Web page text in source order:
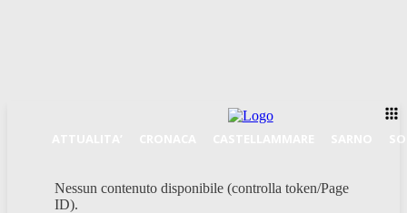
Nessun contenuto disponibile (controlla token/Page
ID).